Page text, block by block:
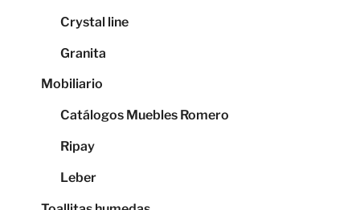
Crystal line
Granita
Mobiliario
Catálogos Muebles Romero
Ripay
Leber